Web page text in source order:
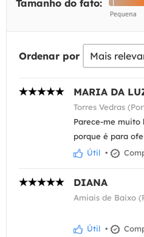
Tamanho do fato:
Ordenar por
MARIA DA
Torres Vedras
Parece-me muito
porque é para
Útil •
DIANA
Amiais de Baixo
Útil •